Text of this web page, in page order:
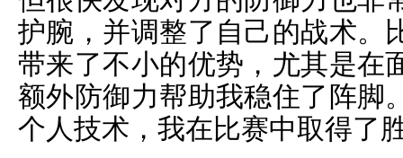
护腕，并调整了自己的战术。
带来了不小的优势，尤其是在
额外防御力帮助我稳住了阵脚
个人技术，我在比赛中取得了